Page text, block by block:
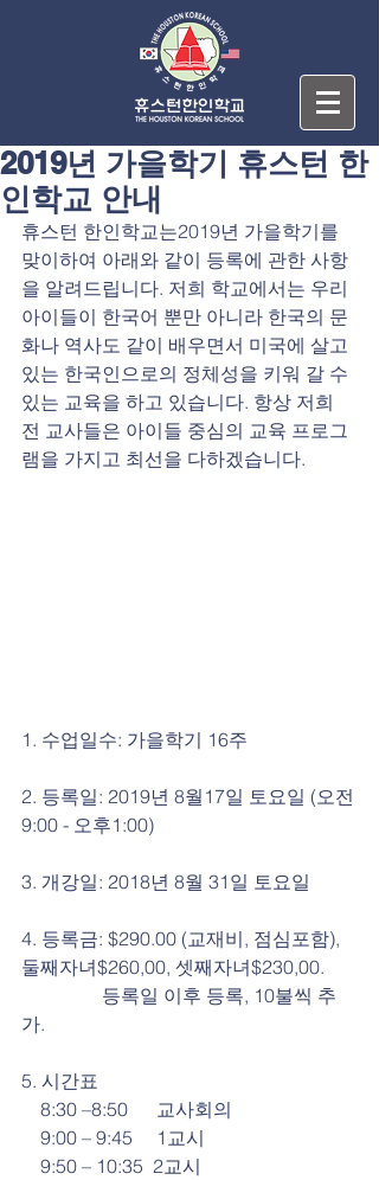
2019년 가을학기 휴스턴 한
인학교 안내
휴스턴 한인학교는2019년 가을학기를
맞이하여 아래와 같이 등록에 관한 사항
을 알려드립니다. 저희 학교에서는 우리
아이들이 한국어 뿐만 아니라 한국의 문
화나 역사도 같이 배우면서 미국에 살고
있는 한국인으로의 정체성을 키워 갈 수
있는 교육을 하고 있습니다. 항상 저희
전 교사들은 아이들 중심의 교육 프로그
램을 가지고 최선을 다하겠습니다.
1. 수업일수: 가을학기 16주
2. 등록일: 2019년 8월17일 토요일 (오전
9:00 - 오후1:00)
3. 개강일: 2018년 8월 31일 토요일
4. 등록금: $290.00 (교재비, 점심포함),
둘째자녀$260,00, 셋째자녀$230,00.
가.
5. 시간표
    8:30 –8:50      교사회의
    9:00 – 9:45     1교시
    9:50 – 10:35  2교시